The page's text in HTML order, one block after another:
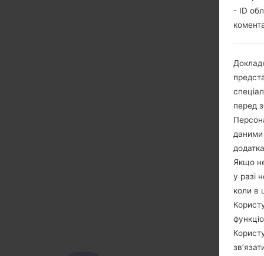
- ID
перед
даними
Якщо
у разі
коли в